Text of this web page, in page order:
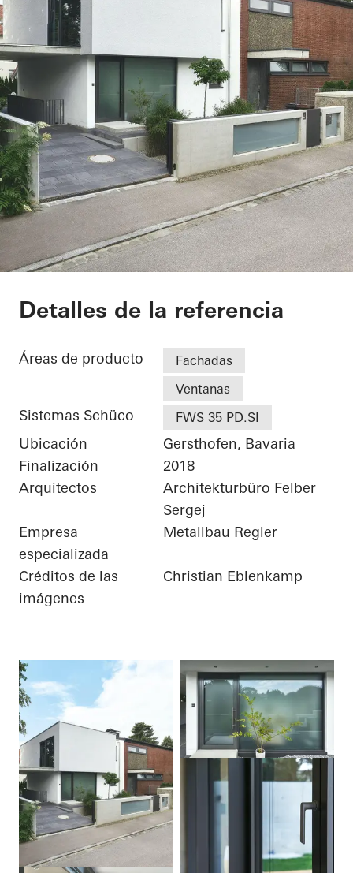
Private Home
Detalles de la referencia
Áreas de producto
Fachadas
Ventanas
Sistemas Schüco FWS 35 PD.SI
Ubicación
Gersthofen, Bavaria
Finalización
2018
Arquitectos
Architekturbüro Felber
Sergej
Empresa
especializada
Metallbau Regler
Créditos de las
imágenes
Christian Eblenkamp